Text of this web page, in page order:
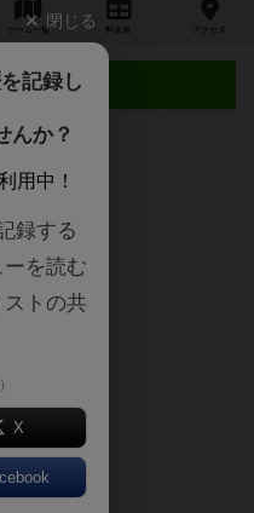
ゲーム 一覧 料金 アクセス
閉じる
記録し
んか？
用中！
録する
を読む
トの共
X